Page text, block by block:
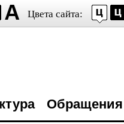
Цвета сайта:
Обращения